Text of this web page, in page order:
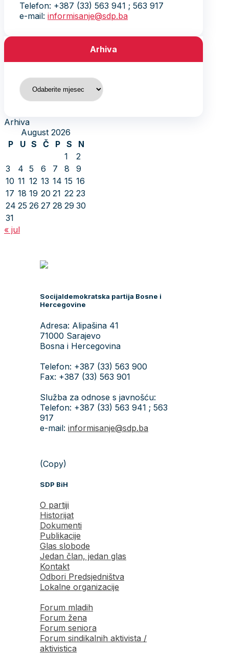
Telefon: +387 (33) 563 941 ; 563 917
e-mail: informisanje@sdp.ba
Arhiva
Arhiva
Arhiva
August 2026
P
U S Č P S
N
1
2
3
4 5 6 7 8
9
10 11 12 13 14 15 16
17 18 19 20 21 22 23
24 25 26 27 28 29 30
31
« jul
Socijaldemokratska partija Bosne i
Hercegovine
Adresa: Alipašina 41
71000 Sarajevo
Bosna i Hercegovina
Telefon: +387 (33) 563 900
Fax: +387 (33) 563 901
Služba za odnose s javnošću:
Telefon: +387 (33) 563 941 ; 563
917
e-mail: informisanje@sdp.ba
(Copy)
SDP BiH
O partiji
Historijat
Dokumenti
Publikacije
Glas slobode
Jedan član, jedan glas
Kontakt
Odbori Predsjedništva
Lokalne organizacije
Forum mladih
Forum žena
Forum seniora
Forum sindikalnih aktivista /
aktivistica